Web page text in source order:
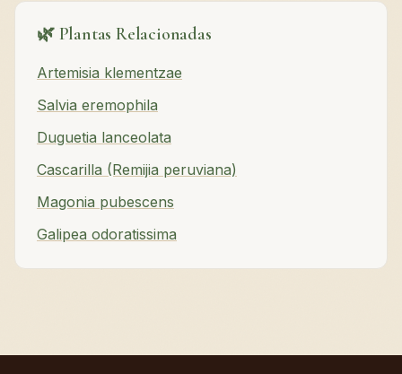
🌿 Plantas Relacionadas
Artemisia klementzae
Salvia eremophila
Duguetia lanceolata
Cascarilla (Remijia peruviana)
Magonia pubescens
Galipea odoratissima